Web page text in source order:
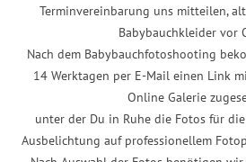
Terminvereinbarung uns mitteilen,
Babybauchkleider vor
Nach dem Babybauchfotoshooting
14 Werktagen per E-Mail einen Link
Online Galerie
unter der Du in Ruhe die Fotos für
Ausbelichtung auf professionellem